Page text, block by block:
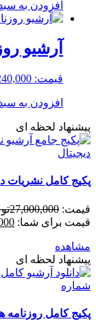
افزودن به
آرشیو
قیمت:
افزودن به
پیشنهاد لحظه ای
پکیج کامل نشریات
قیمت: 27,000,000
قیمت برای شما:
مشاهده
پیشنهاد لحظه ای
پکیج کامل روزنامه